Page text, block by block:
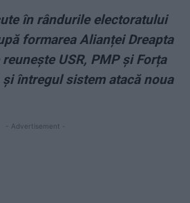
în rândurile electoratului
formarea Alianței Dreapta
USR, PMP și Forța
și întregul sistem atacă noua
- Advertisement -